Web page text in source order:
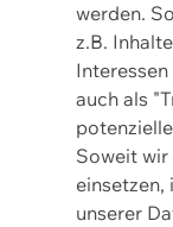
werden.
z.B.
auch als
Soweit
unserer